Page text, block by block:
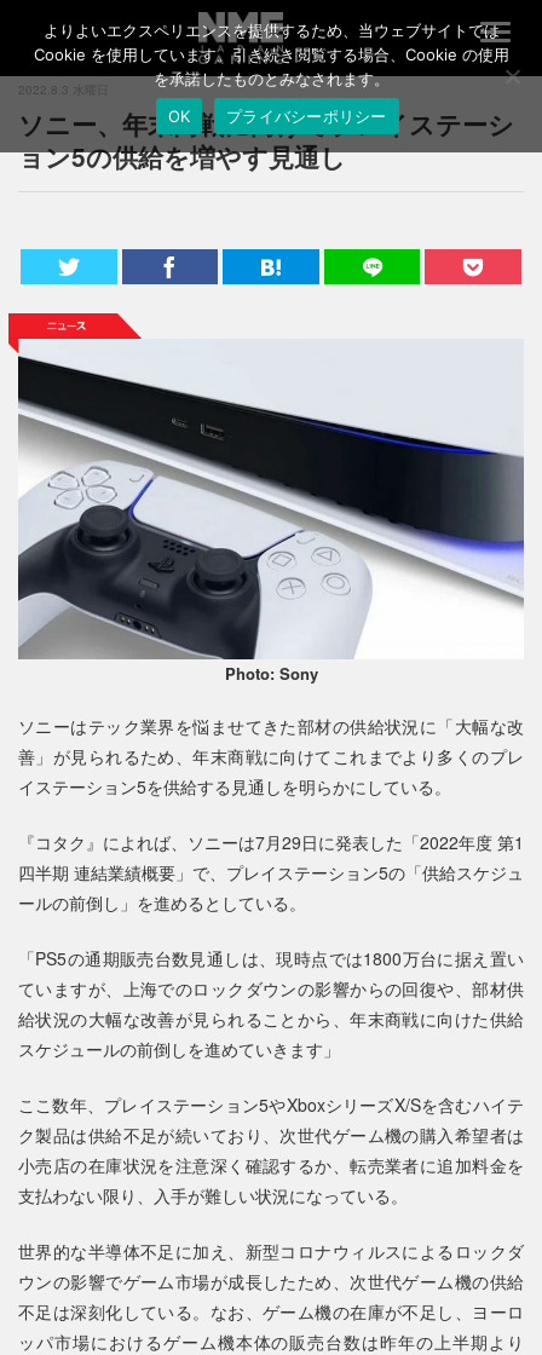
T
o
g
l
a
a
2022.8.3 水曜日
ソニー、年末商戦に向けてプレイステーシ
ョン5の供給を増やす見通し
Photo: Sony
ソニーはテック業界を悩ませてきた部材の供給状況に「⼤幅な改
善」が見られるため、年末商戦に向けてこれまでより多くのプレ
イステーション5を供給する見通しを明らかにしている。
『コタク』によれば、ソニーは7月29日に発表した「2022年度 第1
四半期 連結業績概要」で、プレイステーション5の「供給スケジュ
ールの前倒し」を進めるとしている。
「PS5の通期販売台数⾒通しは、現時点では1800万台に据え置い
ていますが、上海でのロックダウンの影響からの回復や、部材供
給状況の⼤幅な改善が⾒られることから、年末商戦に向けた供給
スケジュールの前倒しを進めていきます」
ここ数年、プレイステーション5やXboxシリーズX/Sを含むハイテ
ク製品は供給不足が続いており、次世代ゲーム機の購入希望者は
小売店の在庫状況を注意深く確認するか、転売業者に追加料金を
支払わない限り、入手が難しい状況になっている。
世界的な半導体不足に加え、新型コロナウィルスによるロックダ
ウンの影響でゲーム市場が成長したため、次世代ゲーム機の供給
不足は深刻化している。なお、ゲーム機の在庫が不足し、ヨーロ
ッパ市場におけるゲーム機本体の販売台数は昨年の上半期より
よりよいエクスペリエンスを提供するため、当ウェブサイトでは
Cookie を使用しています。引き続き閲覧する場合、Cookie の使用
を承諾したものとみなされます。
OK
プライバシーポリシー